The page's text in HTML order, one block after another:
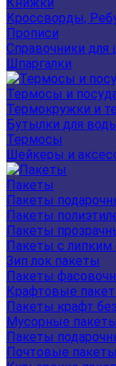
Кроссворды,
Прописи
Справочники для
Шпаргалки
Термосы и
Термокружки и
Бутылки для
Термосы
Шейкеры и
Пакеты
Пакеты
Пакеты
Пакеты
Пакеты с липким
Зип лок пакеты
Пакеты
Крафтовые
Пакеты крафт
Мусорные пакеты
Пакеты
Почтовые пакеты